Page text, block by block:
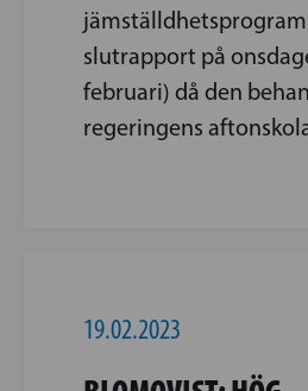
slutrapport på
februari) då den
regeringens
19.02.2023